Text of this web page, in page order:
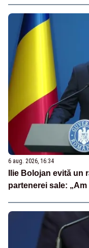
6 aug. 2026, 16:34
Ilie Bolojan evită un
partenerei sale: